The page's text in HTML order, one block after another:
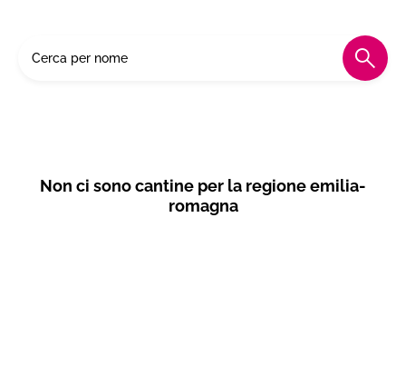
Non ci sono cantine per la regione emilia-
romagna